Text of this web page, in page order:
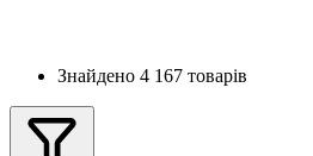
Знайдено 4 167 товарів